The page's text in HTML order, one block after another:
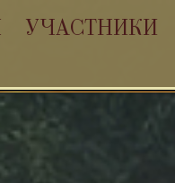
УЧАСТНИКИ